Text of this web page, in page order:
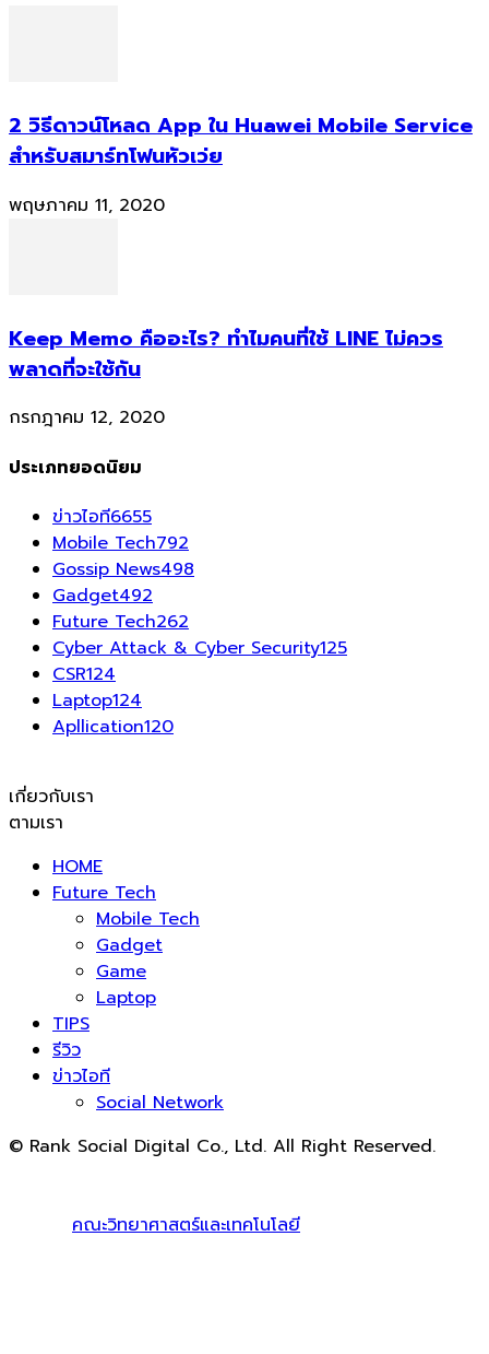
2 วิธีดาวน์โหลด App ใน Huawei Mobile Service
สำหรับสมาร์ทโฟนหัวเว่ย
พฤษภาคม 11, 2020
Keep Memo คืออะไร? ทำไมคนที่ใช้ LINE ไม่ควร
พลาดที่จะใช้กัน
กรกฎาคม 12, 2020
ประเภทยอดนิยม
ข่าวไอที6655
Mobile Tech792
Gossip News498
Gadget492
Future Tech262
Cyber Attack & Cyber Security125
CSR124
Laptop124
Apllication120
เกี่ยวกับเรา
ตามเรา
HOME
Future Tech
Mobile Tech
Gadget
Game
Laptop
TIPS
รีวิว
ข่าวไอที
Social Network
© Rank Social Digital Co., Ltd. All Right Reserved.
คณะวิทยาศาสตร์และเทคโนโลยี